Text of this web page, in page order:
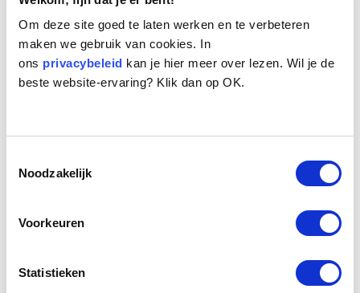
Om deze site goed te laten werken en te verbeteren
maken we gebruik van cookies. In
ons privacybeleid kan je hier meer over lezen. Wil je de
beste website-ervaring? Klik dan op OK.
Noodzakelijk
Voorkeuren
Statistieken
Naam: Justy
Ras/type:
Reden opvang: